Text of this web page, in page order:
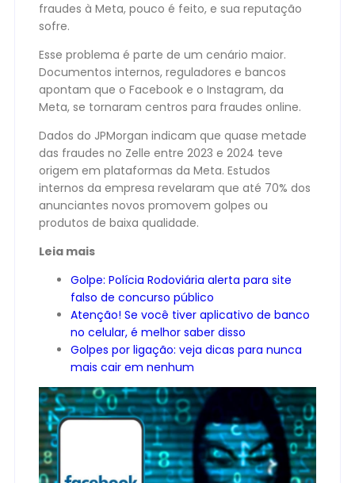
fraudes à Meta, pouco é feito, e sua reputação
sofre.
Esse problema é parte de um cenário maior.
Documentos internos, reguladores e bancos
apontam que o Facebook e o Instagram, da
Meta, se tornaram centros para fraudes online.
Dados do JPMorgan indicam que quase metade
das fraudes no Zelle entre 2023 e 2024 teve
origem em plataformas da Meta. Estudos
internos da empresa revelaram que até 70% dos
anunciantes novos promovem golpes ou
produtos de baixa qualidade.
Leia mais
Golpe: Polícia Rodoviária alerta para site
falso de concurso público
Atenção! Se você tiver aplicativo de banco
no celular, é melhor saber disso
Golpes por ligação: veja dicas para nunca
mais cair em nenhum